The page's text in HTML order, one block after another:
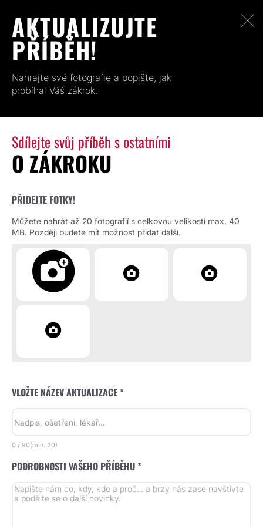
AKTUALIZUJTE
PŘÍBĚH!
Nahrajte své fotografie a popište, jak
probíhal Váš zákrok.
Sdílejte svůj příběh s ostatními
O ZÁKROKU
PŘIDEJTE FOTKY!
Můžete nahrát až 20 fotografií s celkovou velikostí max. 40
MB. Později budete mít možnost přidat další.
VLOŽTE NÁZEV AKTUALIZACE *
0 / 90(min. 20)
PODROBNOSTI VAŠEHO PŘÍBĚHU *